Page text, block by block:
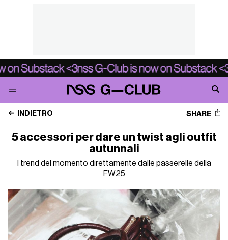
INDIETRO SHARE
5 accessori per dare un twist agli outfit
autunnali
I trend del momento direttamente dalle passerelle della
FW25